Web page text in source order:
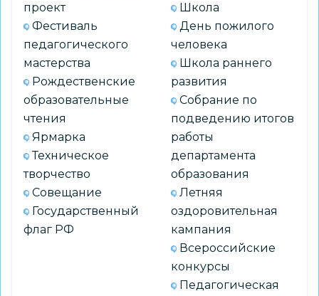
проект
Фестиваль
педагогического
мастерства
Рождественские
образовательные
чтения
Ярмарка
Техническое
творчество
Совещание
Государственный
флаг РФ
Школа
День пожилого
человека
Школа раннего
развития
Собрание по
подведению итогов
работы
департамента
образования
Летняя
оздоровительная
кампания
Всероссийские
конкурсы
Педагогическая